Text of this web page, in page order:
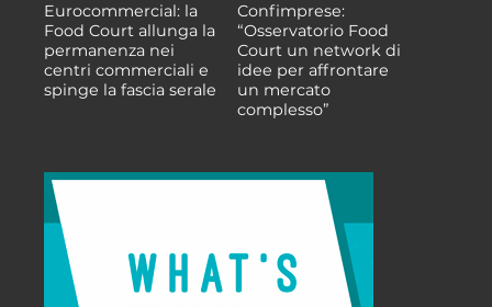
Eurocommercial: la
Food Court allunga la
permanenza nei
centri commerciali e
spinge la fascia serale
Confimprese:
“Osservatorio Food
Court un network di
idee per affrontare
un mercato
complesso”